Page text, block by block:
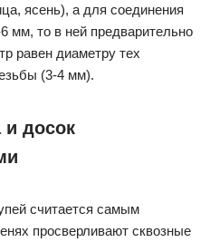
ясень), а для соединения
мм, то в ней предварительно
равен диаметру тех
(3-4 мм).
и досок
считается самым
просверливают сквозные